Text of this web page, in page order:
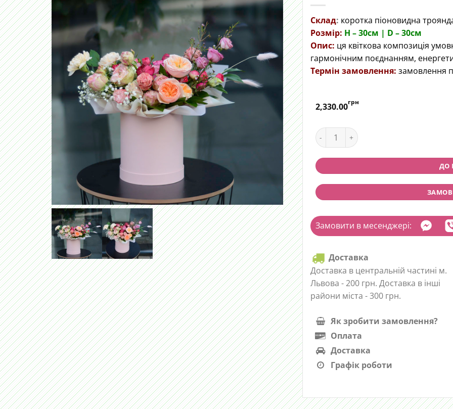
Склад: коротка піоновидна
Розмір: H – 30cм | D – 30см
Опис: ця квіткова композиція
гармонічним поєднанням,
Термін замовлення: замовлення
2,330.00грн
Квітковий цилінд "Квітковий джаз"
ДО
Замовити в месенджері:
Доставка
Доставка в центральній частині м.
Львова - 200 грн. Доставка в інші
райони міста - 300 грн.
Як зробити замовлення?
Оплата
Доставка
Графік роботи